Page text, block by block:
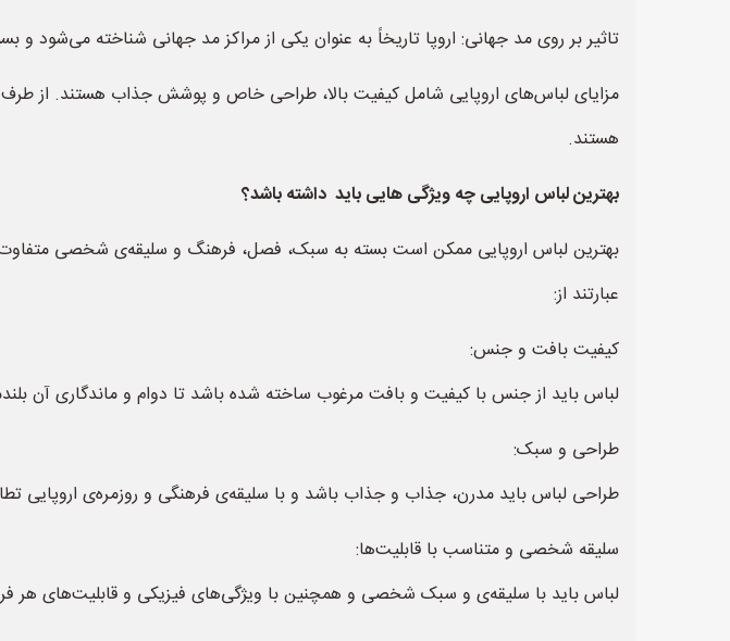
تاثیر بر روی مد جهانی: اروپا تاریخاً به عنوان یکی از مراکز مد جهانی شناخته می‌شود و
مزایای لباس‌های اروپایی شامل کیفیت بالا، طراحی خاص و پوشش جذاب هستند. از طرف
هستند.
بهترین لباس اروپایی چه ویژگی هایی باید داشته باشد؟
بهترین لباس اروپایی ممکن است بسته به سبک، فصل، فرهنگ و سلیقه‌ی شخصی متفاوت
عبارتند از:
کیفیت بافت و جنس:
لباس باید از جنس با کیفیت و بافت مرغوب ساخته شده باشد تا دوام و ماندگاری آن
طراحی و سبک:
طراحی لباس باید مدرن، جذاب و جذاب باشد و با سلیقه‌ی فرهنگی و روزمره‌ی اروپایی
سلیقه شخصی و متناسب با قابلیت‌ها:
لباس باید با سلیقه‌ی و سبک شخصی و همچنین با ویژگی‌های فیزیکی و قابلیت‌های هر